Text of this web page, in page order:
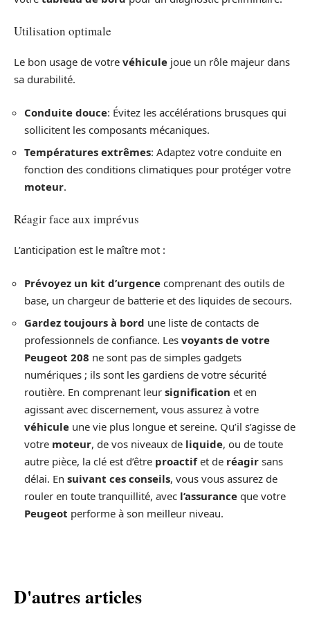
Utilisation optimale
Le bon usage de votre véhicule joue un rôle majeur dans
sa durabilité.
Conduite douce: Évitez les accélérations brusques qui
sollicitent les composants mécaniques.
Températures extrêmes: Adaptez votre conduite en
fonction des conditions climatiques pour protéger votre
moteur.
Réagir face aux imprévus
L’anticipation est le maître mot :
Prévoyez un kit d’urgence comprenant des outils de
base, un chargeur de batterie et des liquides de secours.
Gardez toujours à bord une liste de contacts de
professionnels de confiance. Les voyants de votre
Peugeot 208 ne sont pas de simples gadgets
numériques ; ils sont les gardiens de votre sécurité
routière. En comprenant leur signification et en
agissant avec discernement, vous assurez à votre
véhicule une vie plus longue et sereine. Qu’il s’agisse de
votre moteur, de vos niveaux de liquide, ou de toute
autre pièce, la clé est d’être proactifet de réagir sans
délai. En suivant ces conseils, vous vous assurez de
rouler en toute tranquillité, avec l’assurance que votre
Peugeot performe à son meilleur niveau.
D'autres articles